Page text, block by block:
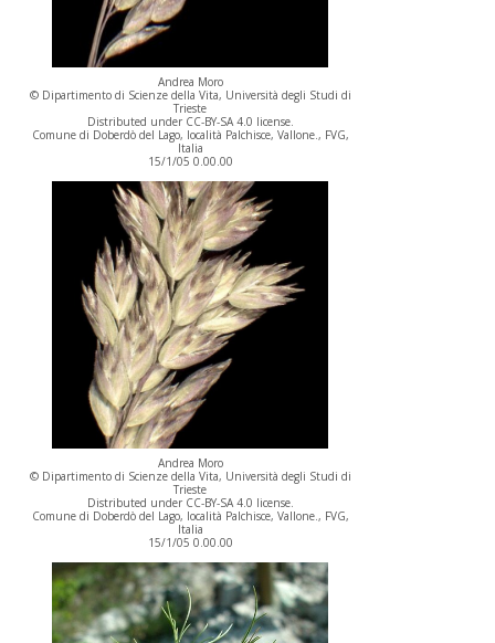
Andrea Moro
© Dipartimento di Scienze della Vita, Università degli Studi di
Trieste
Distributed under CC-BY-SA 4.0 license.
Comune di Doberdò del Lago, località Palchisce, Vallone., FVG,
Italia
15/1/05 0.00.00
Andrea Moro
© Dipartimento di Scienze della Vita, Università degli Studi di
Trieste
Distributed under CC-BY-SA 4.0 license.
Comune di Doberdò del Lago, località Palchisce, Vallone., FVG,
Italia
15/1/05 0.00.00